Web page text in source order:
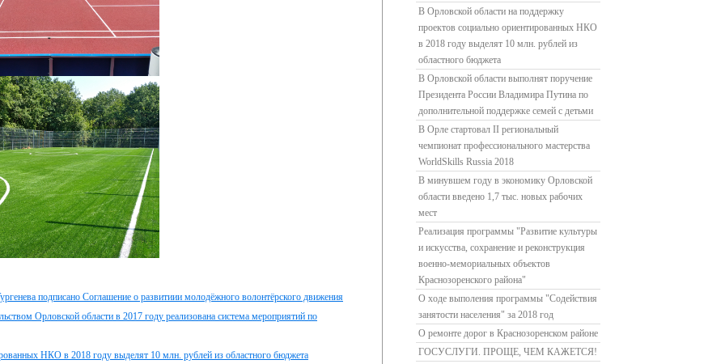
подписано Соглашение о развитиии молодёжного волонтёрского движения
Орловской области в 2017 году реализована система мероприятий по
НКО в 2018 году выделят 10 млн. рублей из областного бюджета
В Орловской области на поддержку
проектов социально ориентированных НКО
в 2018 году выделят 10 млн. рублей из
областного бюджета
В Орловской области выполнят поручение
Президента России Владимира Путина по
дополнительной поддержке семей с детьми
В Орле стартовал II региональный
чемпионат профессионального мастерства
WorldSkills Russia 2018
В минувшем году в экономику Орловской
области введено 1,7 тыс. новых рабочих
мест
Реализация программы "Развитие культуры
и искусства, сохранение и реконструкция
военно-мемориальных объектов
Краснозоренского района"
О ходе выполения программы "Содействия
занятости населения" за 2018 год
О ремонте дорог в Краснозоренском районе
ГОСУСЛУГИ. ПРОЩЕ, ЧЕМ КАЖЕТСЯ!